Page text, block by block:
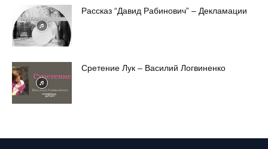
Рассказ “Давид Рабинович” – Декламации
Сретение Лук – Василий Логвиненко